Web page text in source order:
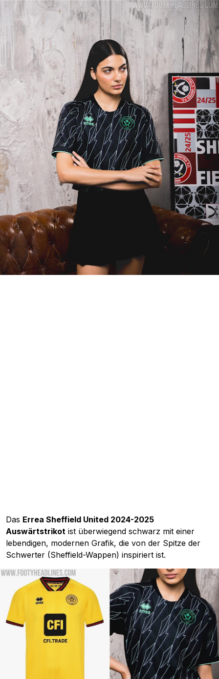
Das Errea Sheffield United 2024-2025
Auswärtstrikot ist überwiegend schwarz mit einer
lebendigen, modernen Grafik, die von der Spitze der
Schwerter (Sheffield-Wappen) inspiriert ist.